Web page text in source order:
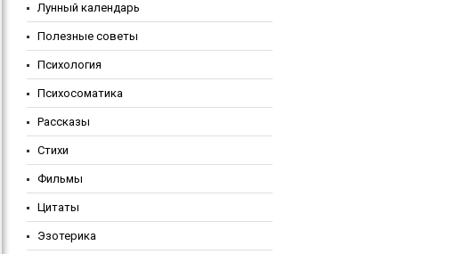
Лунный календарь
Полезные советы
Психология
Психосоматика
Рассказы
Стихи
Фильмы
Цитаты
Эзотерика